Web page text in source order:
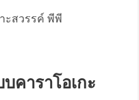
ะสวรรค์ พีพี
คาราโอเกะ